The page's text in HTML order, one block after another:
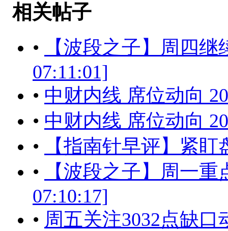
相关帖子
•
【波段之子】周四
07:11:01]
• 中财内线 席位动向
• 中财内线 席位动向
•
【指南针早评】紧
•
【波段之子】周一
07:10:17]
• 周五关注3032点缺口